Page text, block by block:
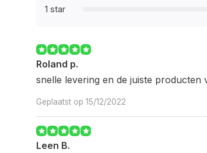
1 star
Roland p.
snelle levering en de juiste producten
Geplaatst op 15/12/2022
Leen B.